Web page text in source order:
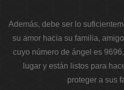
Además, debe ser lo
su amor hacia su familia,
cuyo número de ángel es
lugar y están listos para
proteger a sus